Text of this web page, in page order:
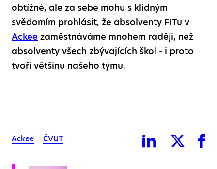
obtížné, ale za sebe mohu s klidným
svědomím prohlásit, že absolventy FITu v
Ackee zaměstnáváme mnohem raději, než
absolventy všech zbývajících škol - i proto
tvoří většinu našeho týmu.
Ackee ČVUT